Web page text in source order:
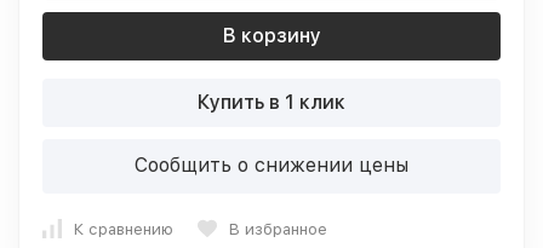
В корзину
Купить в 1 клик
Сообщить о снижении цены
К сравнению В избранное